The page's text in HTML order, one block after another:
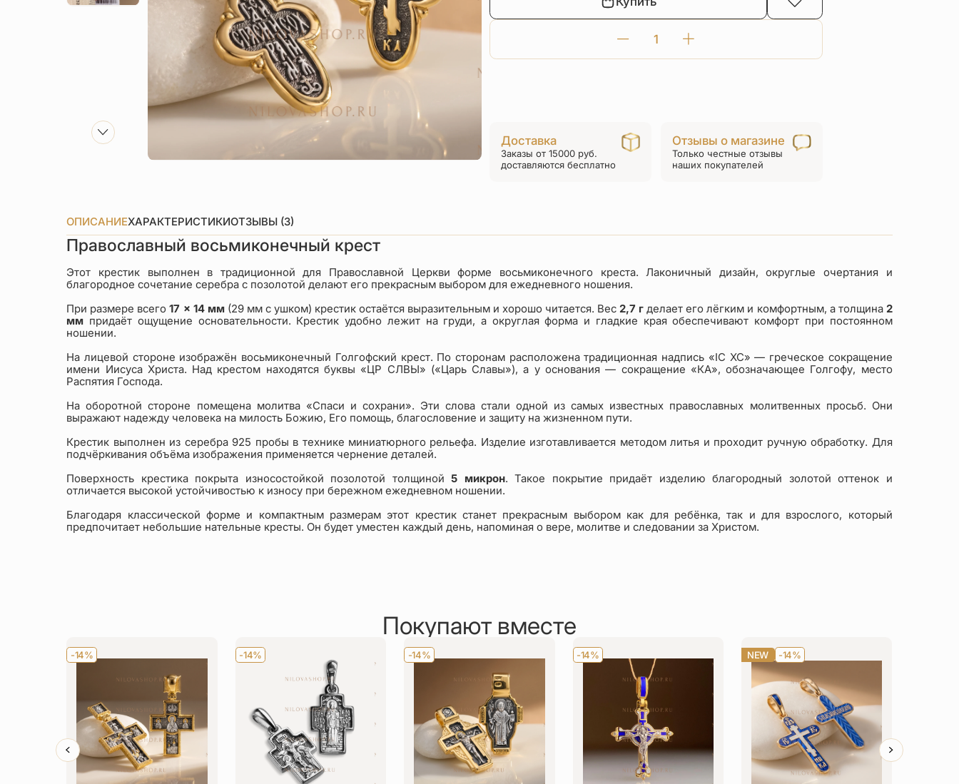
Количество
товара
«Осьмиконечный»
серебро/
золочение
Доставка
Заказы от 15000 руб.
доставляются бесплатно
Отзывы о магазине
Только честные отзывы
наших покупателей
ОПИСАНИЕХАРАКТЕРИСТИКИОТЗЫВЫ (3)
Православный восьмиконечный крест
Этот крестик выполнен в традиционной для Православной Церкви форме восьмиконечного креста. Лаконичный дизайн, округлые очертания и
благородное сочетание серебра с позолотой делают его прекрасным выбором для ежедневного ношения.
При размере всего17 × 14 мм(29 мм с ушком) крестик остаётся выразительным и хорошо читается. Вес 2,7 г делает его лёгким и комфортным, а толщина 2
мм придаёт ощущение основательности. Крестик удобно лежит на груди, а округлая форма и гладкие края обеспечивают комфорт при постоянном
ношении.
На лицевой стороне изображён восьмиконечный Голгофский крест. По сторонам расположена традиционная надпись «IC XC» — греческое сокращение
имени Иисуса Христа. Над крестом находятся буквы «ЦР СЛВЫ» («Царь Славы»), а у основания — сокращение «КА», обозначающее Голгофу, место
Распятия Господа.
На оборотной стороне помещена молитва «Спаси и сохрани». Эти слова стали одной из самых известных православных молитвенных просьб. Они
выражают надежду человека на милость Божию, Его помощь, благословение и защиту на жизненном пути.
Крестик выполнен из серебра 925 пробы в технике миниатюрного рельефа. Изделие изготавливается методом литья и проходит ручную обработку. Для
подчёркивания объёма изображения применяется чернение деталей.
Поверхность крестика покрыта износостойкой позолотой толщиной5 микрон. Такое покрытие придаёт изделию благородный золотой оттенок и
отличается высокой устойчивостью к износу при бережном ежедневном ношении.
Благодаря классической форме и компактным размерам этот крестик станет прекрасным выбором как для ребёнка, так и для взрослого, который
предпочитает небольшие нательные кресты. Он будет уместен каждый день, напоминая о вере, молитве и следовании за Христом.
Покупают вместе
-14% -14% -14% -14% NEW -14%